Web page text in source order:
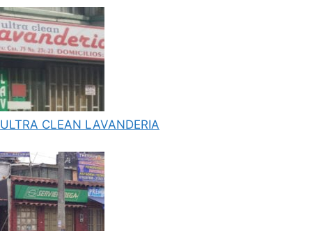
ULTRA CLEAN LAVANDERIA